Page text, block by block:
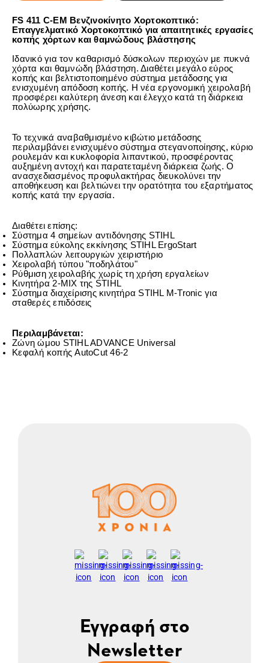
FS 411 C-EM Βενζινοκίνητο Χορτοκοπτικό:
Επαγγελματικό Χορτοκοπτικό για απαιτητικές εργασίες
κοπής χόρτων και θαμνώδους βλάστησης
Ιδανικό για τον καθαρισμό δύσκολων περιοχών με πυκνά
χόρτα και θαμνώδη βλάστηση. Διαθέτει μεγάλο εύρος
κοπής και βελτιστοποιημένο σύστημα μετάδοσης για
ενισχυμένη απόδοση κοπής. Η νέα εργονομική χειρολαβή
προσφέρει καλύτερη άνεση και έλεγχο κατά τη διάρκεια
πολύωρης χρήσης.
Το τεχνικά αναβαθμισμένο κιβώτιο μετάδοσης
περιλαμβάνει ενισχυμένο σύστημα στεγανοποίησης, κύριο
ρουλεμάν και κυκλοφορία λιπαντικού, προσφέροντας
αυξημένη αντοχή και παρατεταμένη διάρκεια ζωής. Ο
ανασχεδιασμένος προφυλακτήρας διευκολύνει την
αποθήκευση και βελτιώνει την ορατότητα του εξαρτήματος
κοπής κατά την εργασία.
Διαθέτει επίσης:
Σύστημα 4 σημείων αντιδόνησης STIHL
Σύστημα εύκολης εκκίνησης STIHL ErgoStart
Πολλαπλών λειτουργιών χειριστήριο
Χειρολαβή τύπου "ποδηλάτου"
Ρύθμιση χειρολαβής χωρίς τη χρήση εργαλείων
Κινητήρα 2-MIX της STIHL
Σύστημα διαχείρισης κινητήρα STIHL M-Tronic για
σταθερές επιδόσεις
Περιλαμβάνεται:
Ζώνη ώμου STIHL ADVANCE Universal
Κεφαλή κοπής AutoCut 46-2
Εγγραφή στο
Newsletter